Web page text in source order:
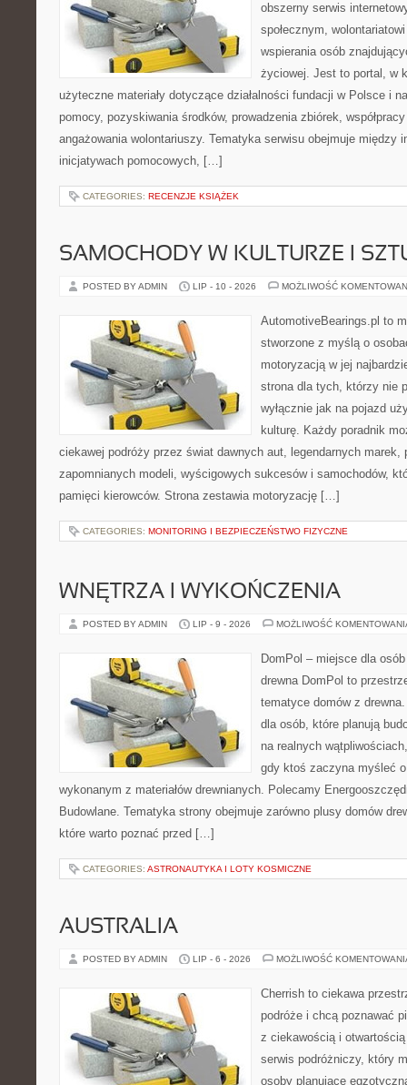
obszerny serwis
społecznym,
wspierania osób
życiowej. Jest to portal, w
użyteczne materiały dotyczące działalności fundacji w Polsce i
pomocy, pozyskiwania środków, prowadzenia zbiórek,
angażowania wolontariuszy. Tematyka serwisu obejmuje między
inicjatywach pomocowych, […]
CATEGORIES: RECENZJE KSIĄŻEK
SAMOCHODY W KULTURZE I
POSTED BY ADMIN LIP - 10 - 2026 MOŻLIWOŚĆ
AutomotiveBearings.pl to
stworzone z myślą o
motoryzacją w jej
strona dla tych, którzy nie
wyłącznie jak na pojazd
kulturę. Każdy poradnik
ciekawej podróży przez świat dawnych aut, legendarnych marek,
zapomnianych modeli, wyścigowych sukcesów i samochodów,
pamięci kierowców. Strona zestawia motoryzację […]
CATEGORIES: MONITORING I BEZPIECZEŃSTWO FIZYCZNE
WNĘTRZA I WYKOŃCZENIA
POSTED BY ADMIN LIP - 9 - 2026 MOŻLIWOŚĆ
DomPol – miejsce dla
drewna DomPol to
tematyce domów z
dla osób, które planują
na realnych
gdy ktoś zaczyna myśleć o
wykonanym z materiałów drewnianych. Polecamy
Budowlane. Tematyka strony obejmuje zarówno plusy domów
które warto poznać przed […]
CATEGORIES: ASTRONAUTYKA I LOTY KOSMICZNE
AUSTRALIA
POSTED BY ADMIN LIP - 6 - 2026 MOŻLIWOŚĆ
Cherrish to ciekawa
podróże i chcą poznawać
z ciekawością i
serwis podróżniczy, który
osoby planujące